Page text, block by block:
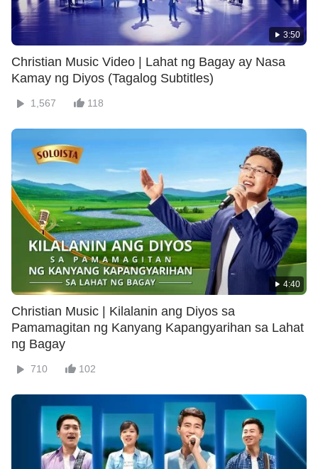
3:50
Christian Music Video | Lahat ng Bagay ay Nasa
Kamay ng Diyos (Tagalog Subtitles)
1,567 118
4:40
Christian Music | Kilalanin ang Diyos sa
Pamamagitan ng Kanyang Kapangyarihan sa Lahat
ng Bagay
710 102